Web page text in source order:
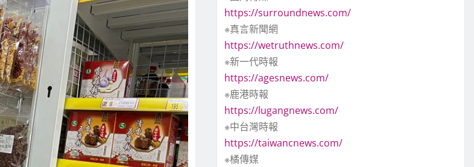
https://surroundnews.com/
※真言新聞網
https://wetruthnews.com/
※新一代時報
https://agesnews.com/
※鹿港時報
https://lugangnews.com/
※中台灣時報
https://taiwancnews.com/
※橘傳媒